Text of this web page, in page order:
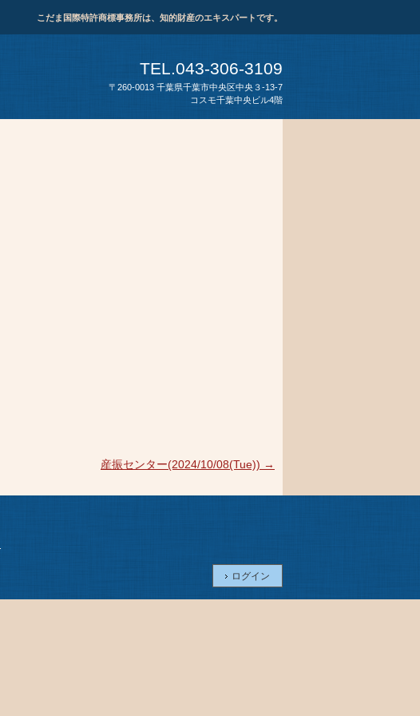
こだま国際特許商標事務所は、知的財産のエキスパートです。
TEL.043-306-3109
〒260-0013 千葉県千葉市中央区中央３-13-7
コスモ千葉中央ビル4階
産振センター(2024/10/08(Tue)) →
ログイン